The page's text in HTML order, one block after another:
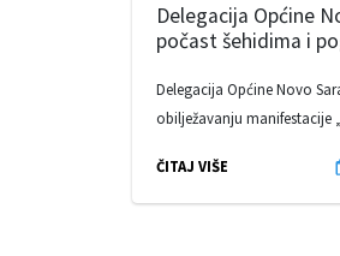
Delegacija Općine
počast šehidima i
Delegacija Općine Novo
obilježavanju manifestacije
ČITAJ VIŠE